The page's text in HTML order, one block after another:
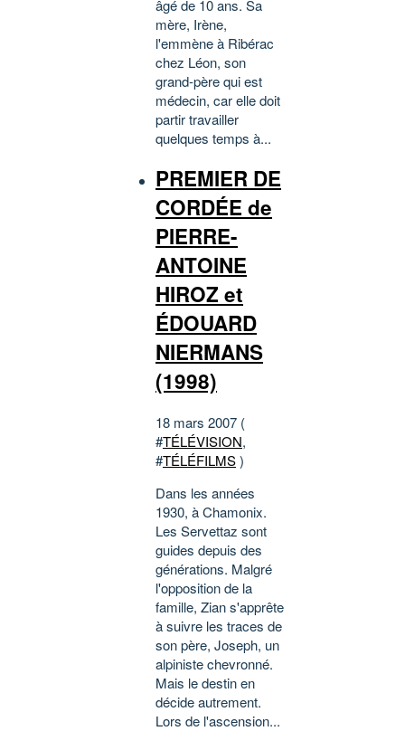
âgé de 10 ans. Sa
mère, Irène,
l'emmène à Ribérac
chez Léon, son
grand-père qui est
médecin, car elle doit
partir travailler
quelques temps à...
PREMIER DE
CORDÉE de
PIERRE-
ANTOINE
HIROZ et
ÉDOUARD
NIERMANS
(1998)
18 mars 2007 (
#TÉLÉVISION,
#TÉLÉFILMS)
Dans les années
1930, à Chamonix.
Les Servettaz sont
guides depuis des
générations. Malgré
l'opposition de la
famille, Zian s'apprête
à suivre les traces de
son père, Joseph, un
alpiniste chevronné.
Mais le destin en
décide autrement.
Lors de l'ascension...